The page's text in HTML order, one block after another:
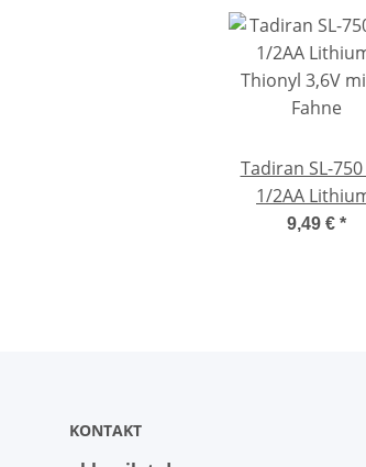
Tadiran SL-750
1/2AA
Thionyl 3,6V mit
9,49 € *
KONTAKT